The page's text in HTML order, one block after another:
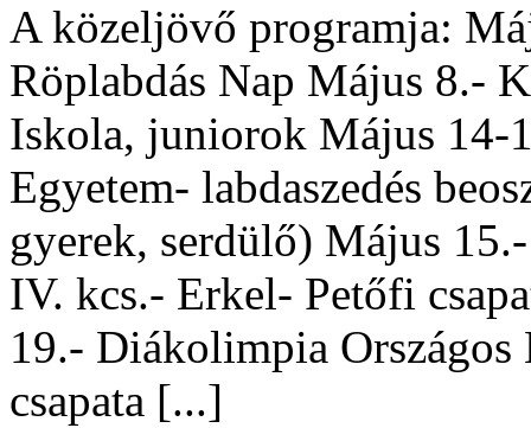
A közeljövő programja:
Röplabdás Nap Május 8.-
Iskola, juniorok Május 14-
Egyetem- labdaszedés
gyerek, serdülő) Május
IV. kcs.- Erkel- Petőfi
19.- Diákolimpia
csapata [...]